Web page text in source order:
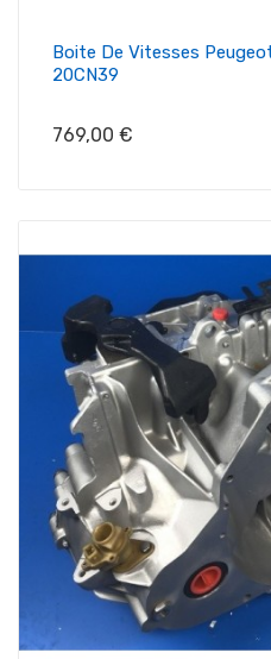
Boite De Vitesses
20CN39
Prix
769,00 €